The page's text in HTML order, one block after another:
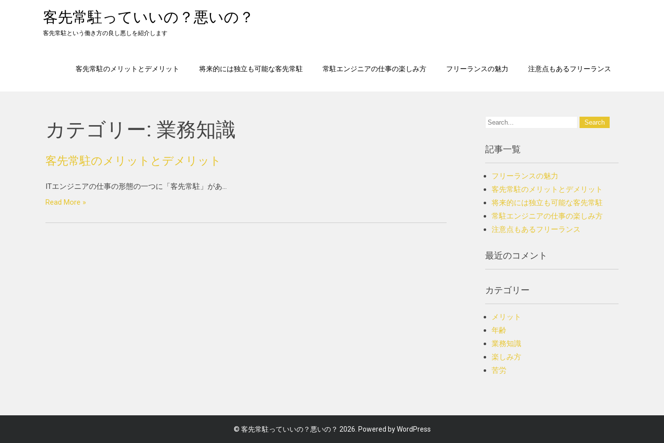
客先常駐っていいの？悪いの？
客先常駐という働き方の良し悪しを紹介します
客先常駐のメリットとデメリット 将来的には独立も可能な客先常駐 常駐エンジニアの仕事の楽しみ方 フリーランスの魅力 注意点もあるフリーランス
カテゴリー: 業務知識
客先常駐のメリットとデメリット
ITエンジニアの仕事の形態の一つに「客先常駐」があ…
Read More »
記事一覧
フリーランスの魅力
客先常駐のメリットとデメリット
将来的には独立も可能な客先常駐
常駐エンジニアの仕事の楽しみ方
注意点もあるフリーランス
最近のコメント
カテゴリー
メリット
年齢
業務知識
楽しみ方
苦労
© 客先常駐っていいの？悪いの？ 2026. Powered by WordPress